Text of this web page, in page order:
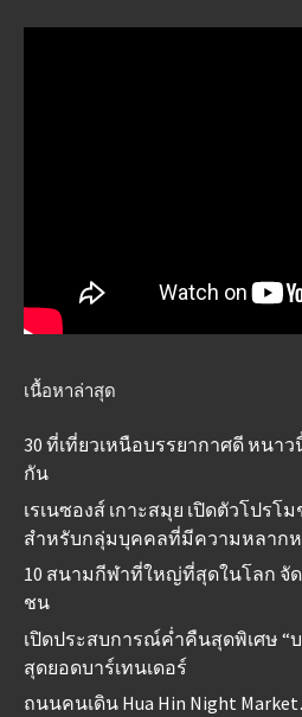
เนื้อหาล่าสุด
30 ที่เที่ยวเหนือบรรยากาศดี หนา
กัน
เรเนซองส์ เกาะสมุย เปิดตัวโปร
สำหรับกลุ่มบุคคลที่มีความหลากห
10 สนามกีฬาที่ใหญ่ที่สุดในโลก จั
ชน
เปิดประสบการณ์ค่ำคืนสุดพิเศษ “
สุดยอดบาร์เทนเดอร์
ถนนคนเดิน Hua Hin Night